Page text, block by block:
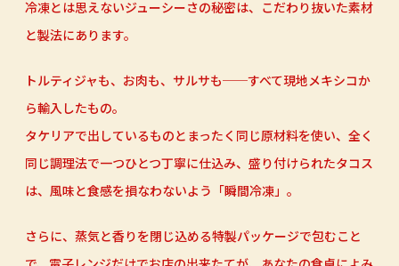
冷凍とは思えないジューシーさの秘密は、こだわり抜いた素材
と製法にあります。
トルティジャも、お肉も、サルサも──すべて現地メキシコか
ら輸入したもの。
タケリアで出しているものとまったく同じ原材料を使い、全く
同じ調理法で一つひとつ丁寧に仕込み、 盛り付けられたタコス
は、風味と食感を損なわないよう「瞬間冷凍」。
さらに、蒸気と香りを閉じ込める特製パッケージで包むこと